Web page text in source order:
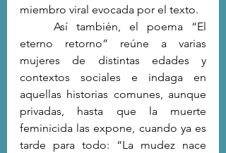
miembro viral evocada por el texto.
eterno retorno” reúne a varias
mujeres de distintas edades y
contextos sociales e indaga en
aquellas historias comunes, aunque
privadas, hasta que la muerte
feminicida las expone, cuando ya es
tarde para todo: “La mudez nace